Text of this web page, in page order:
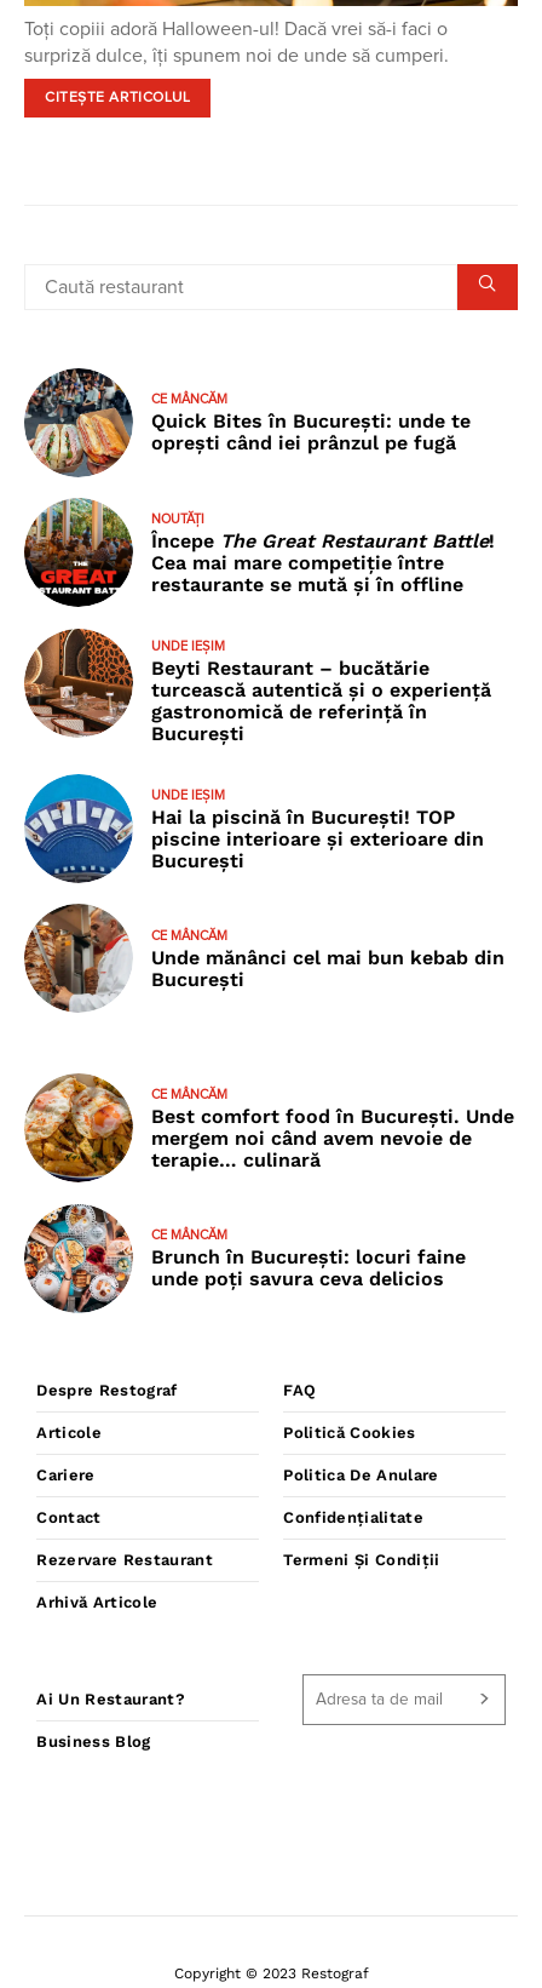
Toți copiii adoră Halloween-ul! Dacă vrei să-i faci o
surpriză dulce, îți spunem noi de unde să cumperi.
CITEȘTE ARTICOLUL
CE MÂNCĂM
Quick Bites în București: unde te
oprești când iei prânzul pe fugă
NOUTĂȚI
Începe The Great Restaurant Battle!
Cea mai mare competiție între
restaurante se mută și în offline
UNDE IEȘIM
Beyti Restaurant – bucătărie
turcească autentică și o experiență
gastronomică de referință în
București
UNDE IEȘIM
Hai la piscină în București! TOP
piscine interioare și exterioare din
București
CE MÂNCĂM
Unde mănânci cel mai bun kebab din
București
CE MÂNCĂM
Best comfort food în București. Unde
mergem noi când avem nevoie de
terapie… culinară
CE MÂNCĂM
Brunch în București: locuri faine
unde poţi savura ceva delicios
Despre Restograf
Articole
Cariere
Contact
Rezervare Restaurant
Arhivă Articole
FAQ
Politică Cookies
Politica De Anulare
Confidențialitate
Termeni Și Condiții
Ai Un Restaurant?
Business Blog
Copyright © 2023 Restograf